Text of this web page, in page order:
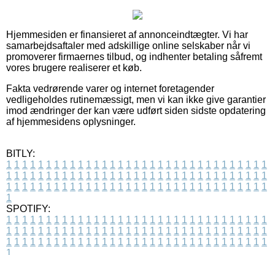
Hjemmesiden er finansieret af annonceindtægter. Vi har
samarbejdsaftaler med adskillige online selskaber når vi
promoverer firmaernes tilbud, og indhenter betaling såfremt
vores brugere realiserer et køb.
Fakta vedrørende varer og internet foretagender
vedligeholdes rutinemæssigt, men vi kan ikke give garantier
imod ændringer der kan være udført siden sidste opdatering
af hjemmesidens oplysninger.
BITLY:
1 1 1 1 1 1 1 1 1 1 1 1 1 1 1 1 1 1 1 1 1 1 1 1 1 1 1 1 1 1 1 1 1
1 1 1 1 1 1 1 1 1 1 1 1 1 1 1 1 1 1 1 1 1 1 1 1 1 1 1 1 1 1 1 1 1
1 1 1 1 1 1 1 1 1 1 1 1 1 1 1 1 1 1 1 1 1 1 1 1 1 1 1 1 1 1 1 1 1
1
SPOTIFY:
1 1 1 1 1 1 1 1 1 1 1 1 1 1 1 1 1 1 1 1 1 1 1 1 1 1 1 1 1 1 1 1 1
1 1 1 1 1 1 1 1 1 1 1 1 1 1 1 1 1 1 1 1 1 1 1 1 1 1 1 1 1 1 1 1 1
1 1 1 1 1 1 1 1 1 1 1 1 1 1 1 1 1 1 1 1 1 1 1 1 1 1 1 1 1 1 1 1 1
1